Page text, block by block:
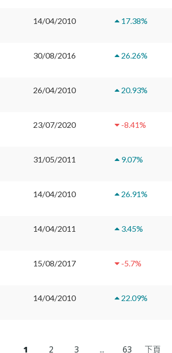
14/04/2010 17.38%
30/08/2016 26.26%
26/04/2010 20.93%
23/07/2020 -8.41%
31/05/2011 9.07%
14/04/2010 26.91%
14/04/2011 3.45%
15/08/2017 -5.7%
14/04/2010 22.09%
1 2 3 ... 63 下頁